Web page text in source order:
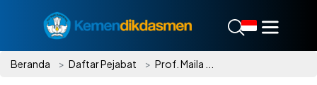
Beranda Daftar Pejabat Prof. Maila ...